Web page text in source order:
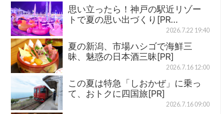
思い立ったら！神戸の駅近リゾー
トで夏の思い出づくり[PR…
2026.7.22 19:40
夏の新潟、市場ハシゴで海鮮三
昧、魅惑の日本酒三昧[PR]
2026.7.16 12:00
この夏は特急「しおかぜ」に乗っ
て、おトクに四国旅[PR]
2026.7.16 09:00